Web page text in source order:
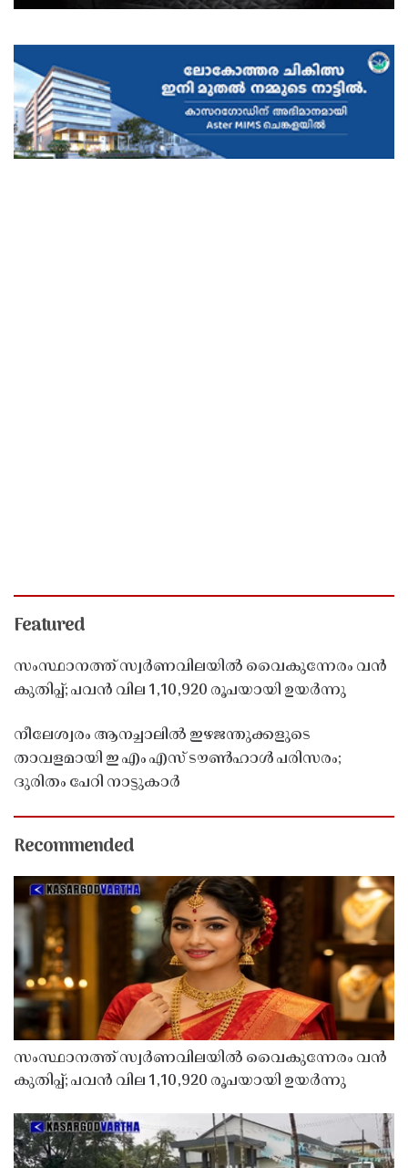
Featured
സംസ്ഥാനത്ത് സ്വർണവിലയിൽ വൈകുന്നേരം വൻ
കുതിപ്പ്; പവൻ വില 1,10,920 രൂപയായി ഉയർന്നു
നീലേശ്വരം ആനച്ചാലിൽ ഇഴജന്തുക്കളുടെ
താവളമായി ഇ എം എസ് ടൗൺഹാൾ പരിസരം;
ദുരിതം പേറി നാട്ടുകാർ
Recommended
സംസ്ഥാനത്ത് സ്വർണവിലയിൽ വൈകുന്നേരം വൻ
കുതിപ്പ്; പവൻ വില 1,10,920 രൂപയായി ഉയർന്നു